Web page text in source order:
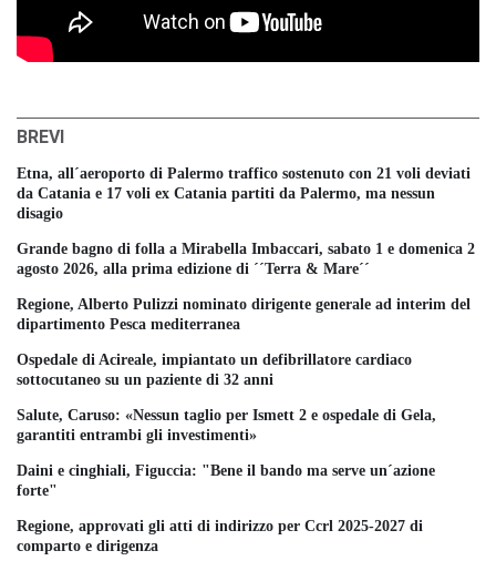
BREVI
Etna, all´aeroporto di Palermo traffico sostenuto con 21 voli deviati
da Catania e 17 voli ex Catania partiti da Palermo, ma nessun
disagio
Grande bagno di folla a Mirabella Imbaccari, sabato 1 e domenica 2
agosto 2026, alla prima edizione di ´´Terra & Mare´´
Regione, Alberto Pulizzi nominato dirigente generale ad interim del
dipartimento Pesca mediterranea
Ospedale di Acireale, impiantato un defibrillatore cardiaco
sottocutaneo su un paziente di 32 anni
Salute, Caruso: «Nessun taglio per Ismett 2 e ospedale di Gela,
garantiti entrambi gli investimenti»
Daini e cinghiali, Figuccia: "Bene il bando ma serve un´azione
forte"
Regione, approvati gli atti di indirizzo per Ccrl 2025-2027 di
comparto e dirigenza